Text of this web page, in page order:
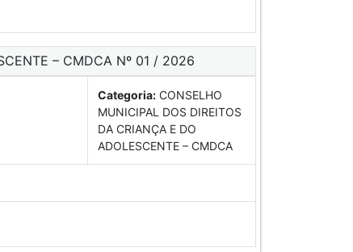
– CMDCA Nº 01 / 2026
Categoria: CONSELHO
MUNICIPAL DOS DIREITOS
DA CRIANÇA E DO
ADOLESCENTE – CMDCA